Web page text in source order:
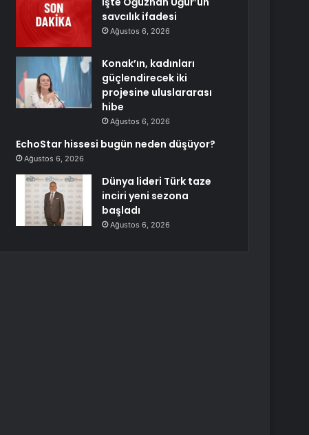
savcılık ifadesi
Ağustos 6, 2026
Konak’ın, kadınları
güçlendirecek iki
projesine uluslararası
hibe
Ağustos 6, 2026
EchoStar hissesi bugün neden düşüyor?
Ağustos 6, 2026
Dünya lideri Türk taze
inciri yeni sezona
başladı
Ağustos 6, 2026